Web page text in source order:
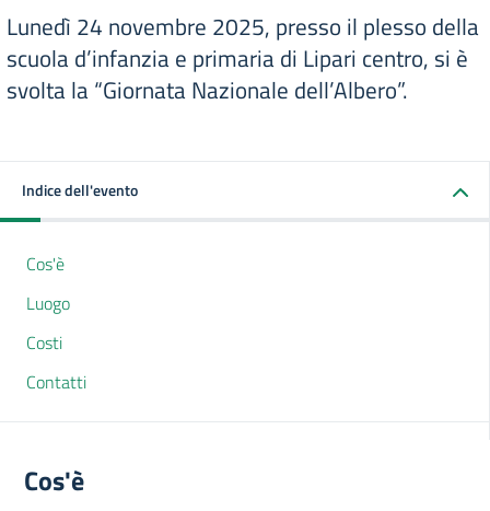
Lunedì 24 novembre 2025, presso il plesso della
scuola d’infanzia e primaria di Lipari centro, si è
svolta la “Giornata Nazionale dell’Albero”.
Indice dell'evento
Cos'è
Luogo
Costi
Contatti
Cos'è